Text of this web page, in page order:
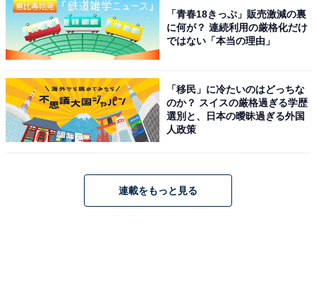
「青春18きっぷ」販売激減の裏
に何が？ 連続利用の厳格化だけ
ではない「本当の理由」
「移民」に冷たいのはどっちな
のか？ スイスの厳格過ぎる学歴
選別と、日本の曖昧過ぎる外国
人政策
連載をもっと見る